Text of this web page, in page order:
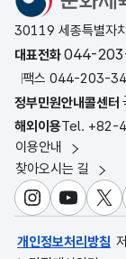
30119 세종특별자
대표전화044-
팩스 044-203-
정부민원안내콜센터
해외이용Tel. +82-
이용안내
찾아오시는 길
인스타그램
유튜브X
개인정보처리방침